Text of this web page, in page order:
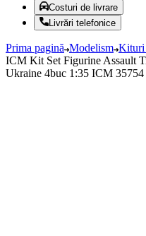
Costuri de livrare
Livrări telefonice
Prima pagină Modelism Kituri
ICM Kit Set Figurine Assault
Ukraine 4buc 1:35 ICM 35754